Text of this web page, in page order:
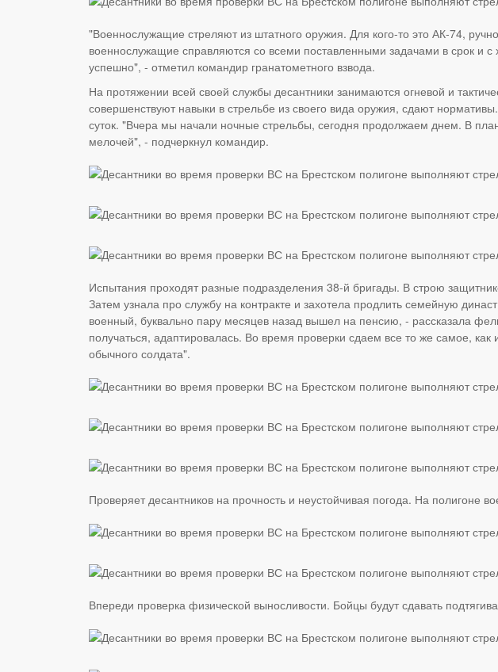
"Военнослужащие стреляют из штатного оружия. Для кого-то это АК-74,
военнослужащие справляются со всеми поставленными задачами в срок и
успешно", - отметил командир гранатометного взвода.
На протяжении всей своей службы десантники занимаются огневой и
совершенствуют навыки в стрельбе из своего вида оружия, сдают
суток. "Вчера мы начали ночные стрельбы, сегодня продолжаем днем. В
мелочей", - подчеркнул командир.
Испытания проходят разные подразделения 38-й бригады. В строю
Затем узнала про службу на контракте и захотела продлить семейную
военный, буквально пару месяцев назад вышел на пенсию, - рассказала
получаться, адаптировалась. Во время проверки сдаем все то же самое,
обычного солдата".
Проверяет десантников на прочность и неустойчивая погода. На полигоне
Впереди проверка физической выносливости. Бойцы будут сдавать